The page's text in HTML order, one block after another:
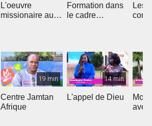
L'oeuvre
missionaire au
Formation dans
le cadre
Les
19 min
Centre Jamtan
Afrique
14 min
L'appel de Dieu
Mon
avec